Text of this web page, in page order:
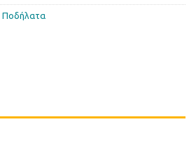
Ποδήλατα